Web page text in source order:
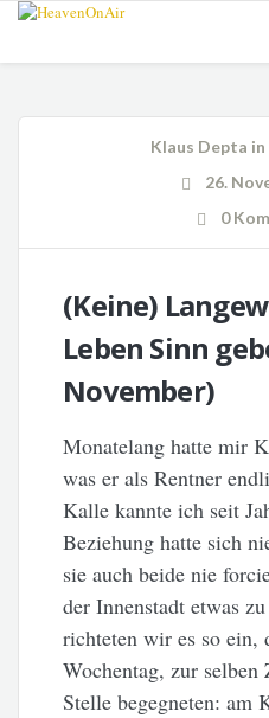
Klaus Depta in
26.
0
(Keine)
Leben Sinn
November)
Monatelang hatte mir
was er als Rentner
Kalle kannte ich seit
Beziehung hatte sich
sie auch beide nie
der Innenstadt etwas
richteten wir es so ein,
Wochentag, zur selben
Stelle begegneten: am